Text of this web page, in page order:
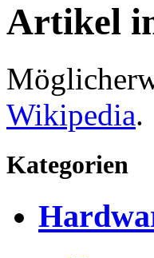
Artikel
Wikipedia.
Kategorien